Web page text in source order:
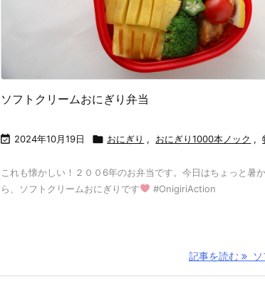
ソフトクリームおにぎり弁当
 2024年10月19日  おにぎり , おにぎり1000本ノック ,
これも懐かしい！２００6年のお弁当です。今日はちょっと暑
ら、ソフトクリームおにぎりです
#OnigiriAction
記事を読む